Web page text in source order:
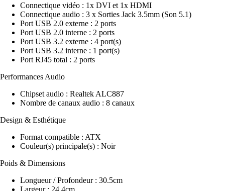
Connectique vidéo : 1x DVI et 1x HDMI
Connectique audio : 3 x Sorties Jack 3.5mm (Son 5.1)
Port USB 2.0 externe : 2 ports
Port USB 2.0 interne : 2 ports
Port USB 3.2 externe : 4 port(s)
Port USB 3.2 interne : 1 port(s)
Port RJ45 total : 2 ports
Performances Audio
Chipset audio : Realtek ALC887
Nombre de canaux audio : 8 canaux
Design & Esthétique
Format compatible : ATX
Couleur(s) principale(s) : Noir
Poids & Dimensions
Longueur / Profondeur : 30.5cm
Largeur : 24.4cm